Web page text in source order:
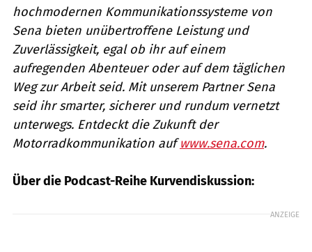
hochmodernen Kommunikationssysteme von
Sena bieten unübertroffene Leistung und
Zuverlässigkeit, egal ob ihr auf einem
aufregenden Abenteuer oder auf dem täglichen
Weg zur Arbeit seid. Mit unserem Partner Sena
seid ihr smarter, sicherer und rundum vernetzt
unterwegs. Entdeckt die Zukunft der
Motorradkommunikation aufwww.sena.com.
Über die Podcast-Reihe Kurvendiskussion:
ANZEIGE